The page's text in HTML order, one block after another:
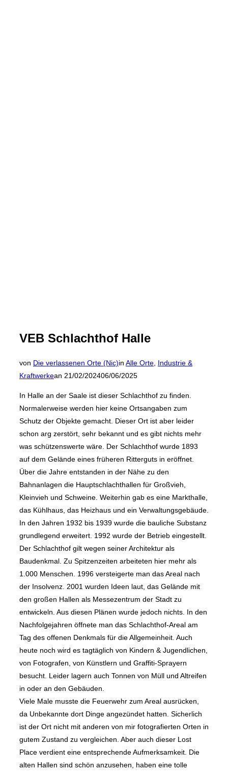
VEB Schlachthof Halle
von Die verlassenen Orte (Nic)in Alle Orte Industrie &
Kraftwerkean Veröffentlicht
21/02/202406/06/2025
In Halle an der Saale ist dieser Schlachthof zu finden.
Normalerweise werden hier keine Ortsangaben zum
Schutz der Objekte gemacht. Dieser Ort ist aber leider
schon arg zerstört, sehr bekannt und es gibt nichts mehr
was schützenswerte wäre. Der Schlachthof wurde 1893
auf dem Gelände eines früheren Ritterguts in eröffnet.
Über die Jahre entstanden in der Nähe zu den
Bahnanlagen die Hauptschlachthallen für Großvieh,
Kleinvieh und Schweine. Weiterhin gab es eine Markthalle,
das Kühlhaus, das Heizhaus und ein Verwaltungsgebäude.
In den Jahren 1932 bis 1939 wurde die bauliche Substanz
grundlegend erweitert. 1992 wurde der Betrieb eingestellt.
Der Schlachthof gilt wegen seiner Architektur als
Baudenkmal. Zu Spitzenzeiten arbeiteten hier mehr als
1.000 Menschen. 1996 versteigerte man das Areal nach
der Insolvenz. 2001 wurden Ideen laut, das Gelände mit
den großen Hallen als Messezentrum der Stadt zu
entwickeln. Aus diesen Plänen wurde jedoch nichts. In den
Nachfolgejahren öffnete man das Schlachthof-Areal am
Tag des offenen Denkmals für die Allgemeinheit. Auch
heute noch wird es tagtäglich von Kindern & Jugendlichen,
von Fotografen, von Künstlern und Graffiti-Sprayern
besucht. Leider lagern auch Tonnen von Müll und Altreifen
in oder an den Gebäuden.
Viele Male musste die Feuerwehr zum Areal ausrücken,
da Unbekannte dort Dinge angezündet hatten. Sicherlich
ist der Ort nicht mit anderen von mir fotografierten Orten in
gutem Zustand zu vergleichen. Aber auch dieser Lost
Place verdient eine entsprechende Aufmerksamkeit. Die
alten Hallen sind schön anzusehen, haben eine tolle